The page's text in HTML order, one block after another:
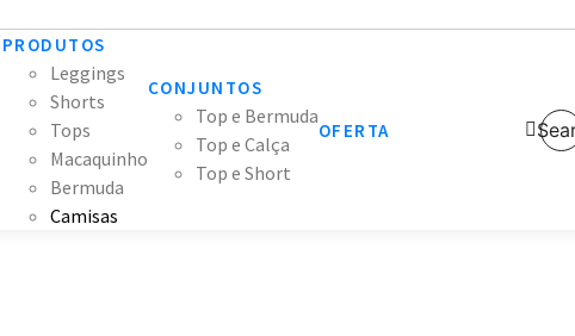
PRODUTOS
Leggings
Shorts
Tops
Macaquinho
Bermuda
Camisas
CONJUNTOS
Top e Bermuda
Top e Calça
Top e Short
OFERTA